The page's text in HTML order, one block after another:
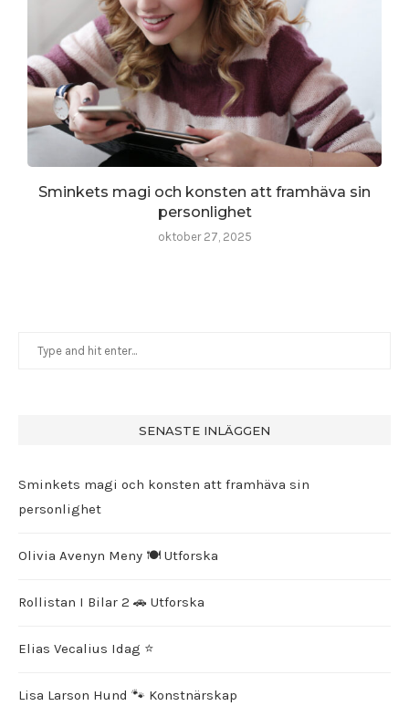
Sminkets magi och konsten att framhäva sin
personlighet
oktober 27, 2025
SENASTE INLÄGGEN
Sminkets magi och konsten att framhäva sin
personlighet
Olivia Avenyn Meny 🍽️ Utforska
Rollistan I Bilar 2 🚗 Utforska
Elias Vecalius Idag ⭐️
Lisa Larson Hund 🐾 Konstnärskap